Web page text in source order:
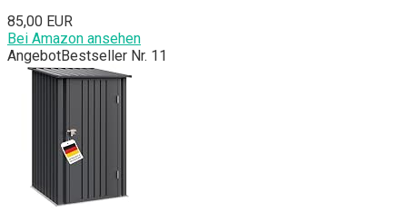
85,00 EUR
Bei Amazon ansehen
AngebotBestseller Nr. 11